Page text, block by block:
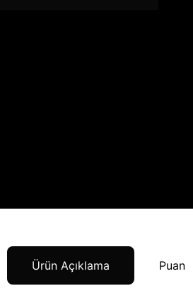
Ürün Açıklama Puan